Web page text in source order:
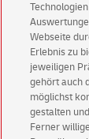
Keine
Für den
Jetzt
Webseite
Erlebnis zu
jeweiligen
gehört auch
möglichst
gestalten
Ferner